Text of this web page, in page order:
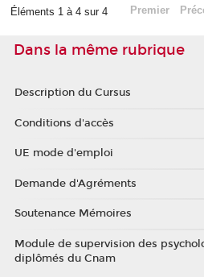
Éléments 1 à 4 sur 4 Premier
Dans la même rubrique
Description du Cursus
Conditions d'accès
UE mode d'emploi
Demande d'Agréments
Soutenance Mémoires
Module de supervision des
diplômés du Cnam